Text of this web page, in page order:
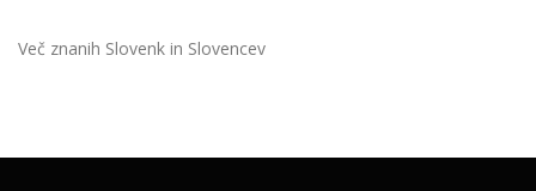
Več znanih Slovenk in Slovencev